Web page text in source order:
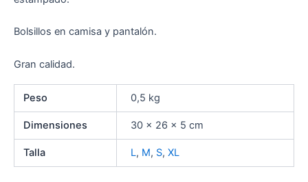
Bolsillos en camisa y pantalón.
Gran calidad.
Peso 0,5 kg
Dimensiones 30 × 26 × 5 cm
Talla L, M, S, XL